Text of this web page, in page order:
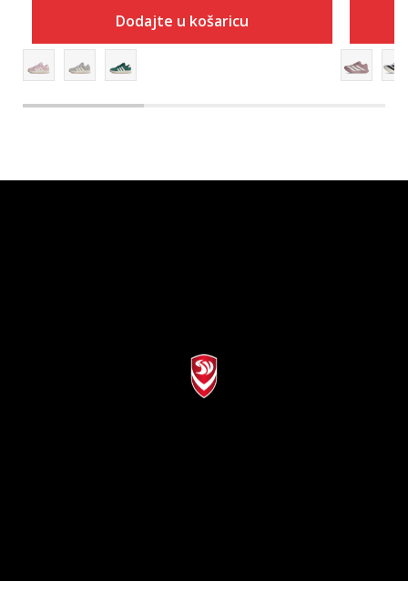
Dodajte u košaricu